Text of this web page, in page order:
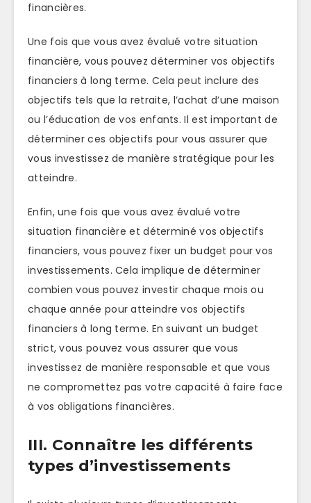
financières.
Une fois que vous avez évalué votre situation
financière, vous pouvez déterminer vos objectifs
financiers à long terme. Cela peut inclure des
objectifs tels que la retraite, l’achat d’une maison
ou l’éducation de vos enfants. Il est important de
déterminer ces objectifs pour vous assurer que
vous investissez de manière stratégique pour les
atteindre.
Enfin, une fois que vous avez évalué votre
situation financière et déterminé vos objectifs
financiers, vous pouvez fixer un budget pour vos
investissements. Cela implique de déterminer
combien vous pouvez investir chaque mois ou
chaque année pour atteindre vos objectifs
financiers à long terme. En suivant un budget
strict, vous pouvez vous assurer que vous
investissez de manière responsable et que vous
ne compromettez pas votre capacité à faire face
à vos obligations financières.
III. Connaître les différents
types d’investissements